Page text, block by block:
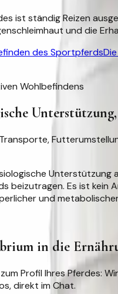
ist ständig Reizen
und die
des Sportpferds
Wohlbefindens
Unterstützung
beizutragen. Es ist
und
in die
Profil Ihres Pferdes:
direkt im Chat.